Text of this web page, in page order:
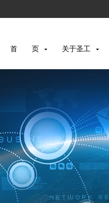
首 页 关于圣工